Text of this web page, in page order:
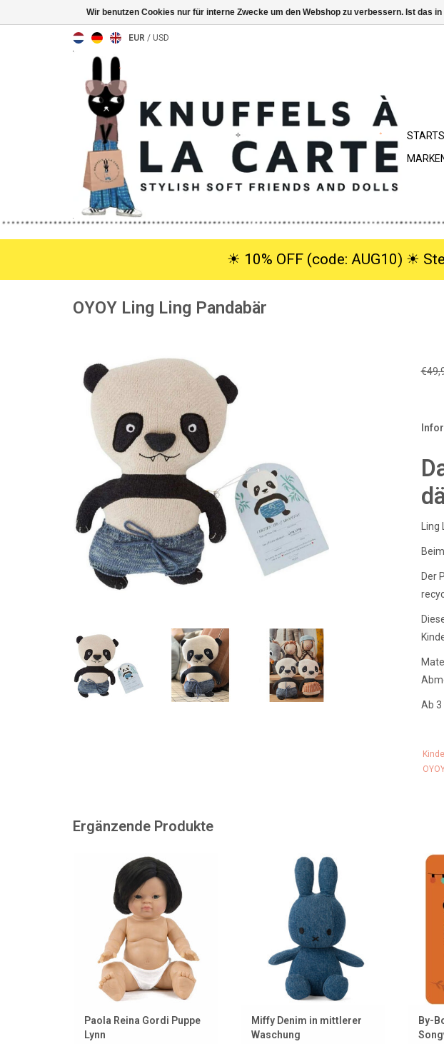
EUR / USD
☀︎ 10% OFF (code: AUG10) ☀︎
OYOY Ling Ling Pandabär
Ling
Der
Ab 3
Ergänzende Produkte
Lynn ist eine asiatische Gordi-
Puppe von Paola Reina.
ZUM WARENKORB HINZUFÜGEN
Paola Reina Gordi Puppe
Lynn
Miffy aus Mid Wash Denim
ZUM WARENKORB HINZUFÜGEN
Miffy Denim in mittlerer
Waschung
Wir
ZUM
By-
Wir benutzen Cookies nur für interne Zwecke um den Webshop zu verbessern. Ist das in